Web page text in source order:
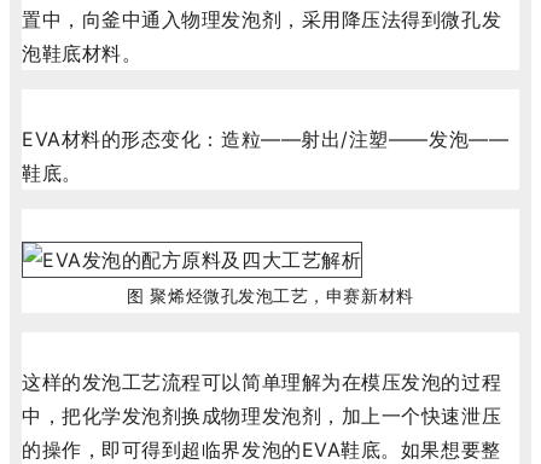
置中，向釜中通入物理发泡剂，采用降压法得到微孔发
泡鞋底材料。
EVA材料的形态变化：造粒——射出/注塑——发泡——
鞋底。
图 聚烯烃微孔发泡工艺，申赛新材料
这样的发泡工艺流程可以简单理解为在模压发泡的过程
中，把化学发泡剂换成物理发泡剂，加上一个快速泄压
的操作，即可得到超临界发泡的EVA鞋底。如果想要整